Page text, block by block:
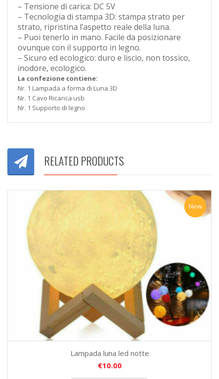
– Tensione di carica: DC 5V
– Tecnologia di stampa 3D: stampa strato per
strato, ripristina l’aspetto reale della luna.
– Puoi tenerlo in mano. Facile da posizionare
ovunque con il supporto in legno.
– Sicuro ed ecologico: duro e liscio, non tossico,
inodore, ecologico.
La confezione contiene:
Nr. 1 Lampada a forma di Luna 3D
Nr. 1 Cavo Ricarica usb
Nr. 1 Supporto di legno
RELATED PRODUCTS
New
Lampada luna led notte
€10.00